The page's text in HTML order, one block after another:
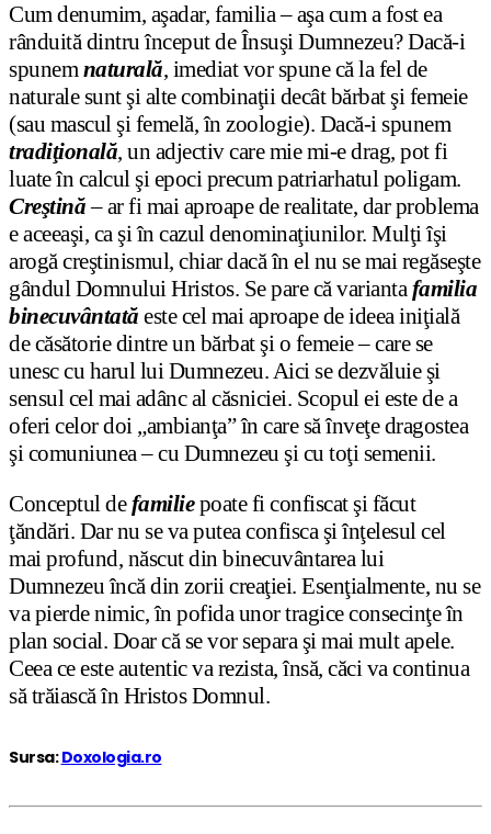
Cum denumim, aşadar, familia – aşa cum a fost ea
rânduită dintru început de Însuşi Dumnezeu? Dacă-i
spunemnaturală, imediat vor spune că la fel de
naturale sunt şi alte combinaţii decât bărbat şi femeie
(sau mascul şi femelă, în zoologie). Dacă-i spunem
tradiţională, un adjectiv care mie mi-e drag, pot fi
luate în calcul şi epoci precum patriarhatul poligam.
Creştină– ar fi mai aproape de realitate, dar problema
e aceeaşi, ca şi în cazul denominaţiunilor. Mulţi îşi
arogă creştinismul, chiar dacă în el nu se mai regăseşte
gândul Domnului Hristos. Se pare că variantafamilia
binecuvântată este cel mai aproape de ideea iniţială
de căsătorie dintre un bărbat şi o femeie – care se
unesc cu harul lui Dumnezeu. Aici se dezvăluie şi
sensul cel mai adânc al căsniciei. Scopul ei este de a
oferi celor doi „ambianţa” în care să înveţe dragostea
şi comuniunea – cu Dumnezeu şi cu toţi semenii.
Conceptul defamiliepoate fi confiscat şi făcut
ţăndări. Dar nu se va putea confisca şi înţelesul cel
mai profund, născut din binecuvântarea lui
Dumnezeu încă din zorii creaţiei. Esenţialmente, nu se
va pierde nimic, în pofida unor tragice consecinţe în
plan social. Doar că se vor separa şi mai mult apele.
Ceea ce este autentic va rezista, însă, căci va continua
să trăiască în Hristos Domnul.
Sursa:Doxologia.ro